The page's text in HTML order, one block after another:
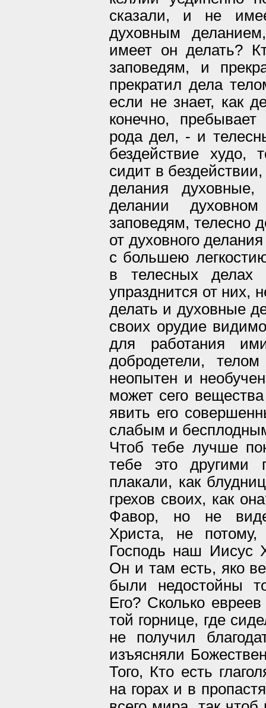
сказали, и не
духовным
имеет он делать?
заповедям, и
прекратил дела
если не знает, как
конечно,
рода дел, - и
бездействие худо,
сидит в
делания
делании
заповедям, телесно
от духовного
с большею
в телесных делах
упразднится от них,
делать и духовные
своих орудие
для работания
добродетели,
неопытен и
может сего
явить его
слабым и
Чтоб тебе лучше
тебе это другими
плакали, как
грехов своих, как
Фавор, но не
Христа, не
Господь наш Иисус
Он и там есть, яко
были недостойны
Его? Сколько
той горнице, где
не получил
изъясняли
Того, Кто есть
на горах и в